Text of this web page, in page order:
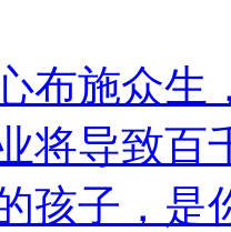
布施众生
将导致百
孩子，是